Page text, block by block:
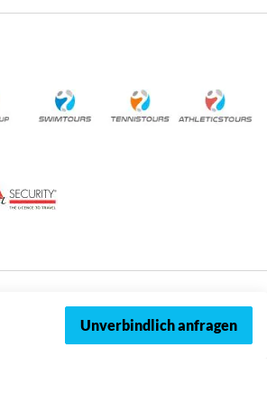
Unverbindlich anfragen